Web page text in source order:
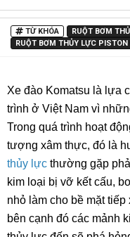
TỪ KHÓA
RUỘT BƠM
RUỘT BƠM THỦY LỰC
Xe đào Komatsu là lựa
trình ở Việt Nam vì
Trong quá trình hoạt
tượng xâm thực, đó là
thủy lực thường gặp
kim loại bị vỡ kết cấu,
nhỏ làm cho bề mặt
bên cạnh đó các mảnh